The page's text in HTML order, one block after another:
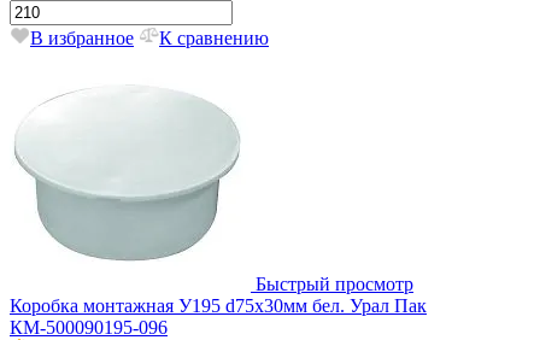
В избранное К сравнению
Быстрый просмотр
Коробка монтажная У195 d75х30мм бел. Урал Пак
КМ-500090195-096